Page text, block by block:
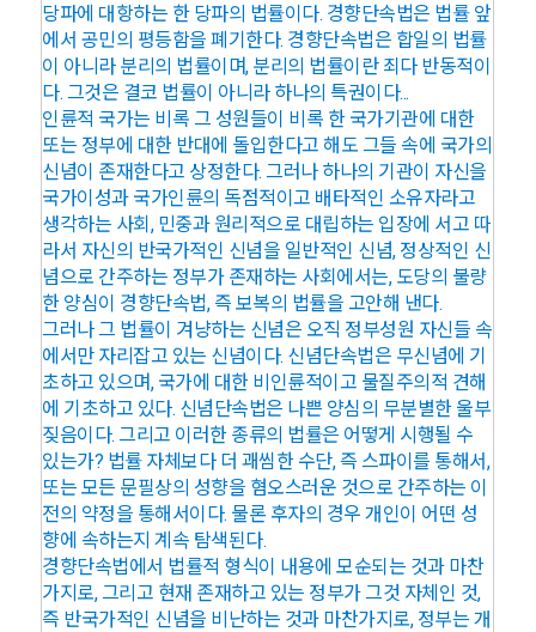
당파에 대항하는 한 당파의 법률이다. 경향단속법은 법률 앞
에서 공민의 평등함을 폐기한다. 경향단속법은 합일의 법률
이 아니라 분리의 법률이며, 분리의 법률이란 죄다 반동적이
다. 그것은 결코 법률이 아니라 하나의 특권이다...
인륜적 국가는 비록 그 성원들이 비록 한 국가기관에 대한
또는 정부에 대한 반대에 돌입한다고 해도 그들 속에 국가의
신념이 존재한다고 상정한다. 그러나 하나의 기관이 자신을
국가이성과 국가인륜의 독점적이고 배타적인 소유자라고
생각하는 사회, 민중과 원리적으로 대립하는 입장에 서고 따
라서 자신의 반국가적인 신념을 일반적인 신념, 정상적인 신
념으로 간주하는 정부가 존재하는 사회에서는, 도당의 불량
한 양심이 경향단속법, 즉 보복의 법률을 고안해 낸다.
그러나 그 법률이 겨냥하는 신념은 오직 정부성원 자신들 속
에서만 자리잡고 있는 신념이다. 신념단속법은 무신념에 기
초하고 있으며, 국가에 대한 비인륜적이고 물질주의적 견해
에 기초하고 있다. 신념단속법은 나쁜 양심의 무분별한 울부
짖음이다. 그리고 이러한 종류의 법률은 어떻게 시행될 수
있는가? 법률 자체보다 더 괘씸한 수단, 즉 스파이를 통해서,
또는 모든 문필상의 성향을 혐오스러운 것으로 간주하는 이
전의 약정을 통해서이다. 물론 후자의 경우 개인이 어떤 성
향에 속하는지 계속 탐색된다.
경향단속법에서 법률적 형식이 내용에 모순되는 것과 마찬
가지로, 그리고 현재 존재하고 있는 정부가 그것 자체인 것,
즉 반국가적인 신념을 비난하는 것과 마찬가지로, 정부는 개